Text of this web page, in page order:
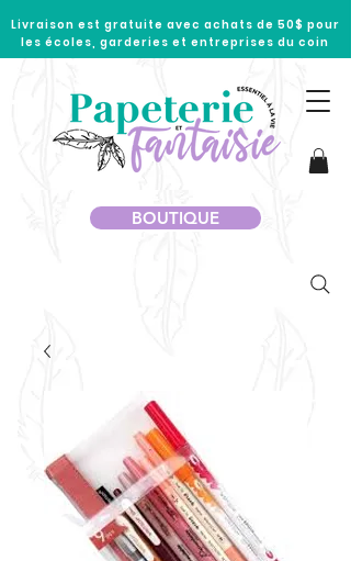
Livraison est gratuite avec achats de 50$ pour
les écoles, garderies et entreprises du coin
BOUTIQUE